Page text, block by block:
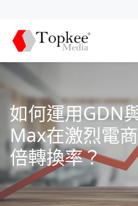
如何運用GDN
Max在激烈電
倍轉換率？